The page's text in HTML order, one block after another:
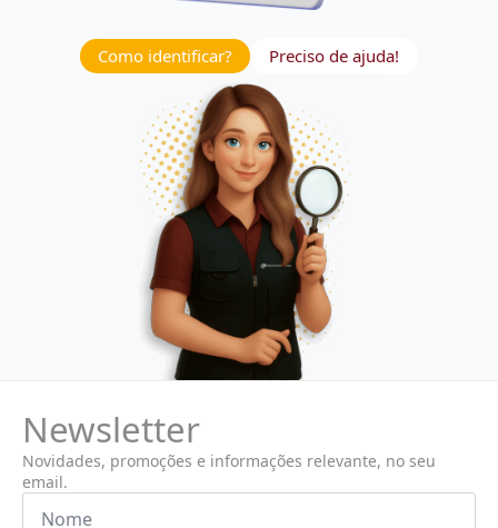
Como identificar? Preciso de ajuda!
Newsletter
Novidades, promoções e informações relevante, no seu
email.
Nome